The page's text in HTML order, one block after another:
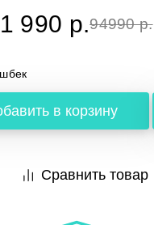
990 p.94990 р.
в корзину
Сравнить товар